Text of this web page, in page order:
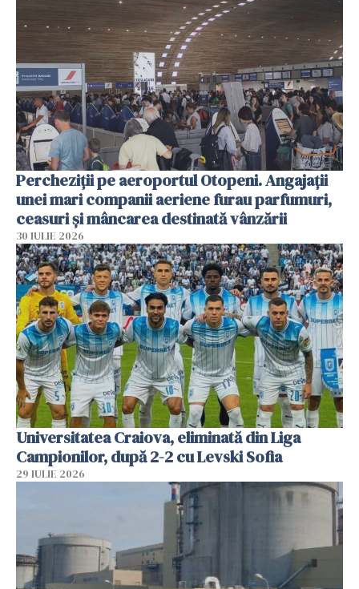
Percheziții pe aeroportul Otopeni. Angajații
unei mari companii aeriene furau parfumuri,
ceasuri și mâncarea destinată vânzării
30 IULIE 2026
Universitatea Craiova, eliminată din Liga
Campionilor, după 2-2 cu Levski Sofia
29 IULIE 2026